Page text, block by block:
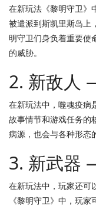
在新玩法《黎明守卫》
被遣派到斯凯里斯岛上
明守卫们身负着重要使
的威胁。
2. 新敌人
在新玩法中，噬魂疫病
故事情节和游戏任务的
病源，也会与各种形态
3. 新武器
在新玩法中，玩家还可
《黎明守卫》中，玩